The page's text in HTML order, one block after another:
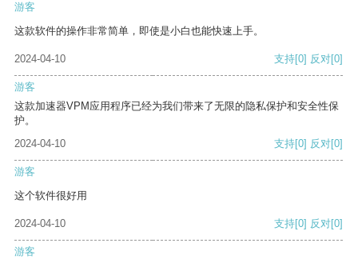
游客
这款软件的操作非常简单，即使是小白也能快速上手。
2024-04-10 支持[0] 反对[0]
游客
这款加速器VPM应用程序已经为我们带来了无限的隐私保护和安全性保
护。
2024-04-10
支持[0] 反对[0]
游客
这个软件很好用
2024-04-10 支持[0] 反对[0]
游客